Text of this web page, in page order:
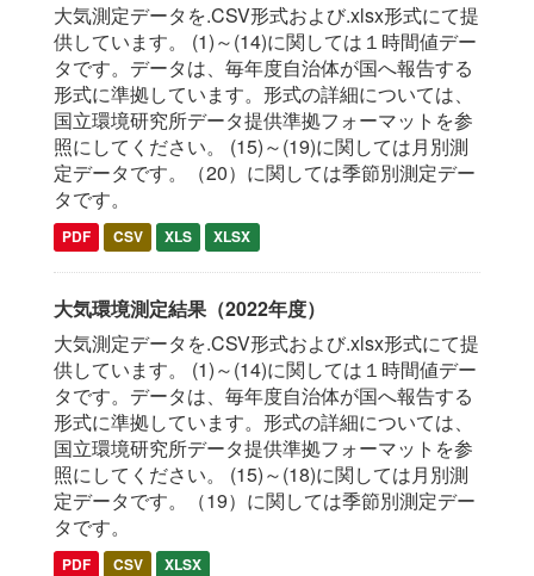
大気測定データを.CSV形式および.xlsx形式にて提
供しています。 (1)～(14)に関しては１時間値デー
タです。データは、毎年度自治体が国へ報告する
形式に準拠しています。形式の詳細については、
国立環境研究所データ提供準拠フォーマットを参
照にしてください。 (15)～(19)に関しては月別測
定データです。（20）に関しては季節別測定デー
タです。
PDF CSV XLS XLSX
大気環境測定結果（2022年度）
大気測定データを.CSV形式および.xlsx形式にて提
供しています。 (1)～(14)に関しては１時間値デー
タです。データは、毎年度自治体が国へ報告する
形式に準拠しています。形式の詳細については、
国立環境研究所データ提供準拠フォーマットを参
照にしてください。 (15)～(18)に関しては月別測
定データです。（19）に関しては季節別測定デー
タです。
PDF CSV XLSX